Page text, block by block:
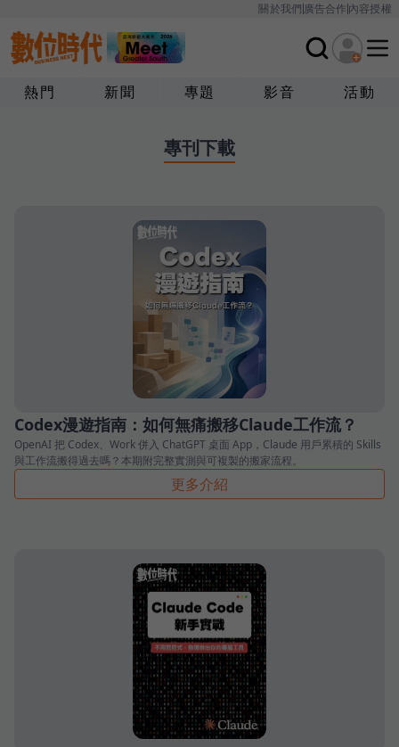
關於我們廣告合作內容授權
熱門 新聞 專題 影音 活動
專刊下載
Codex漫遊指南：如何無痛搬移Claude工作流？
OpenAI 把 Codex、Work 併入 ChatGPT 桌面 App，Claude 用戶累積的 Skills
與工作流搬得過去嗎？本期附完整實測與可複製的搬家流程。
更多介紹